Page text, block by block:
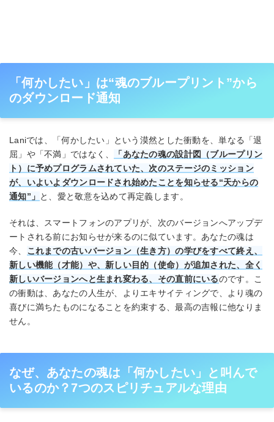
「何かしたい」は“魂のブループリント”から
のダウンロード通知
Laniでは、「何かしたい」という漠然とした衝動を、単なる「退
屈」や「不満」ではなく、
「あなたの魂の設計図（ブループリン
ト）に予めプログラムされていた、次のステージのミッション
が、いよいよダウンロードされ始めたことを知らせる“天からの
通知”」 と、愛と敬意を込めて再定義します。
それは、スマートフォンのアプリが、次のバージョンへアップデ
ートされる前にお知らせが来るのに似ています。あなたの魂は
今、 これまでの古いバージョン（生き方）の学びをすべて終え、
新しい機能（才能）や、新しい目的（使命）が追加された、全く
新しいバージョンへと生まれ変わる、その直前にいるのです。こ
の衝動は、あなたの人生が、よりエキサイティングで、より魂の
喜びに満ちたものになることを約束する、最高の吉報に他なりま
せん。
なぜ、あなたの魂は「何かしたい」と叫んで
いるのか？7つのスピリチュアルな理由